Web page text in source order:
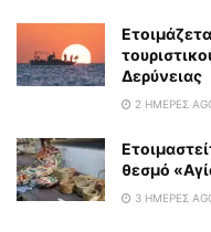
Δερύνειας
2 ΗΜΈΡΕΣ
θεσμό
3 ΗΜΈΡΕΣ